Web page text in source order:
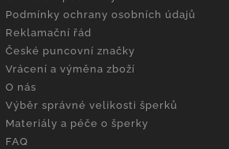
Podmínky ochrany osobních údajů
Reklamační řád
České puncovní značky
Vrácení a výměna zboží
O nás
Výběr správné velikosti šperků
Materiály a péče o šperky
FAQ